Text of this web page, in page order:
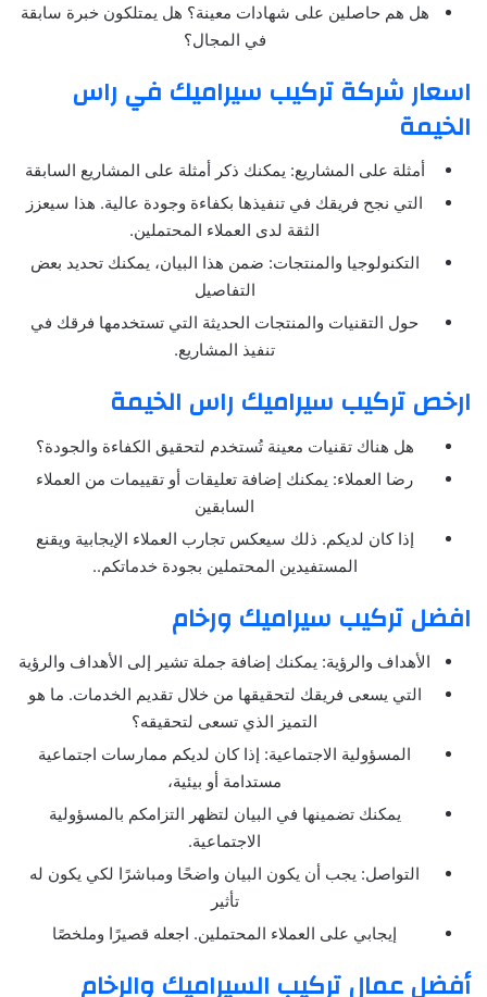
هل هم حاصلين على شهادات معينة؟ هل يمتلكون خبرة سابقة
في المجال؟
اسعار شركة تركيب سيراميك في راس
الخيمة
أمثلة على المشاريع: يمكنك ذكر أمثلة على المشاريع السابقة
التي نجح فريقك في تنفيذها بكفاءة وجودة عالية. هذا سيعزز
الثقة لدى العملاء المحتملين.
التكنولوجيا والمنتجات: ضمن هذا البيان، يمكنك تحديد بعض
التفاصيل
حول التقنيات والمنتجات الحديثة التي تستخدمها فرقك في
تنفيذ المشاريع.
ارخص تركيب سيراميك راس الخيمة
هل هناك تقنيات معينة تُستخدم لتحقيق الكفاءة والجودة؟
رضا العملاء: يمكنك إضافة تعليقات أو تقييمات من العملاء
السابقين
إذا كان لديكم. ذلك سيعكس تجارب العملاء الإيجابية ويقنع
المستفيدين المحتملين بجودة خدماتكم..
افضل تركيب سيراميك ورخام
الأهداف والرؤية: يمكنك إضافة جملة تشير إلى الأهداف والرؤية
التي يسعى فريقك لتحقيقها من خلال تقديم الخدمات. ما هو
التميز الذي تسعى لتحقيقه؟
المسؤولية الاجتماعية: إذا كان لديكم ممارسات اجتماعية
مستدامة أو بيئية،
يمكنك تضمينها في البيان لتظهر التزامكم بالمسؤولية
الاجتماعية.
التواصل: يجب أن يكون البيان واضحًا ومباشرًا لكي يكون له
تأثير
إيجابي على العملاء المحتملين. اجعله قصيرًا وملخصًا
أفضل عمال تركيب السيراميك والرخام